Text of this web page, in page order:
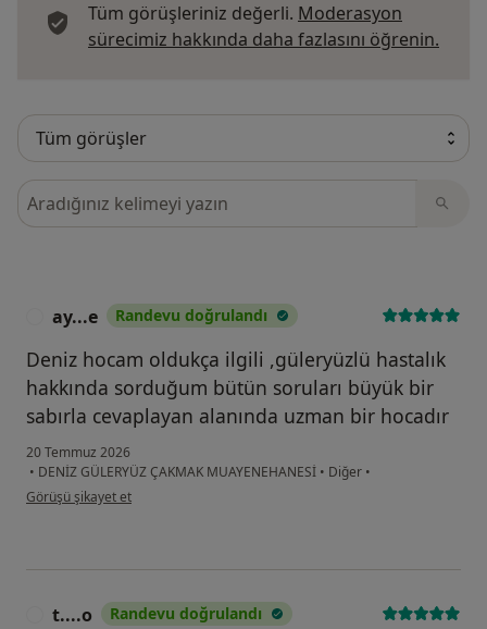
Tüm görüşleriniz değerli. Moderasyon
sürecimiz hakkında daha fazlasını öğrenin.
Görüşler içerisinde ara
ay...e Randevu doğrulandı
Deniz hocam oldukça ilgili ,güleryüzlü hastalık
hakkında sorduğum bütün soruları büyük bir
sabırla cevaplayan alanında uzman bir hocadır
20 Temmuz 2026
• DENİZ GÜLERYÜZ ÇAKMAK MUAYENEHANESİ • Diğer •
kullanıcının görüşüne göre ay...e
Görüşü şikayet et
t....o Randevu doğrulandı